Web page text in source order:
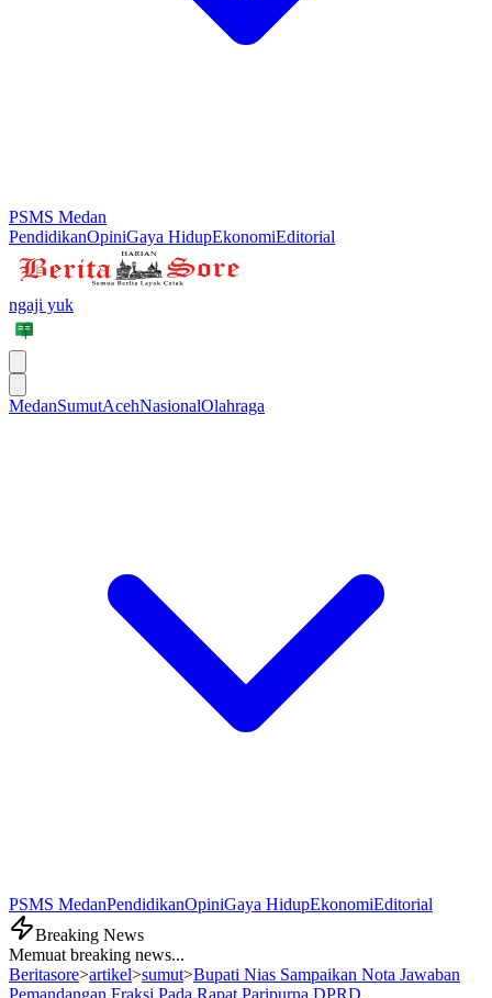
PSMS Medan
PendidikanOpiniGaya HidupEkonomiEditorial
ngaji yuk
MedanSumutAcehNasionalOlahraga
PSMS MedanPendidikanOpiniGaya HidupEkonomiEditorial
Breaking News
Memuat breaking news...
Beritasore>artikel>sumut>Bupati Nias Sampaikan Nota Jawaban
Pemandangan Fraksi Pada Rapat Paripurna DPRD